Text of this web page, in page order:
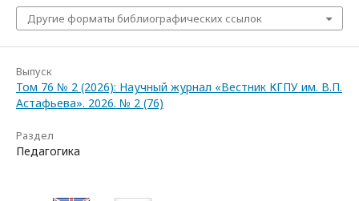
Другие форматы библиографических ссылок
Выпуск
Том 76 № 2 (2026): Научный журнал «Вестник КГПУ им. В.П.
Астафьева». 2026. № 2 (76)
Раздел
Педагогика